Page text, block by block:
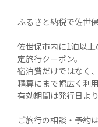
ふるさと納税で佐世
佐世保市内に1泊以
定旅行クーポン。
宿泊費だけではなく
精算にまで幅広く利
有効期間は発行日よ
ご旅行の相談・予約